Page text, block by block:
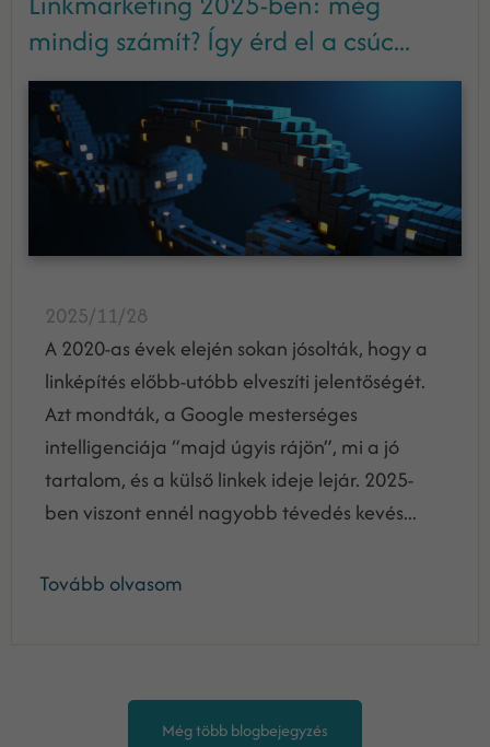
mindig számít? Így érd el a csúc...
2025/11/28
A 2020-as évek elején sokan jósolták, hogy a
linképítés előbb-utóbb elveszíti jelentőségét.
Azt mondták, a Google mesterséges
intelligenciája “majd úgyis rájön”, mi a jó
tartalom, és a külső linkek ideje lejár. 2025-
ben viszont ennél nagyobb tévedés kevés...
Tovább olvasom
Még több blogbejegyzés